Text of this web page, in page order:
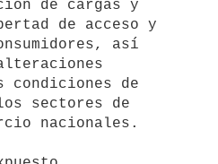
de cargas y
de acceso y
así
condiciones de
sectores de
nacionales.